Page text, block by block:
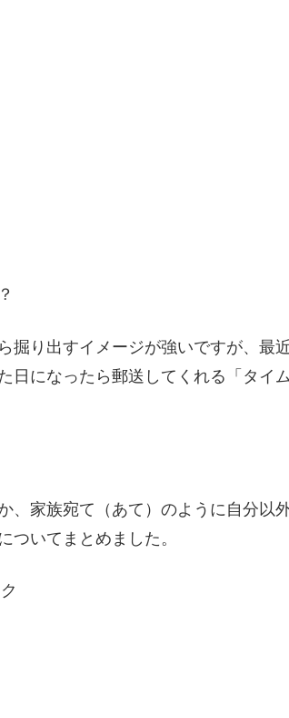
掘り出すイメージが強いですが、最
日になったら郵送してくれる「タイ
、家族宛て（あて）のように自分以
ついてまとめました。